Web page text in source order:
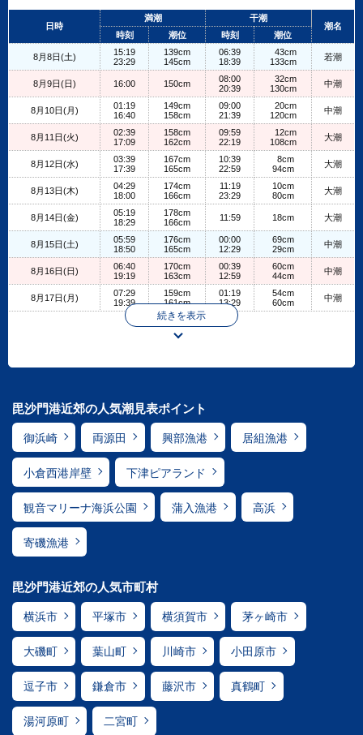
+
日時
満潮
干潮
潮名
時刻
潮位 時刻 潮位
8月8日(土)
15:19
23:29
139cm
145cm
06:39
18:39
43cm
133cm
若潮
8月9日(日) 16:00 150cm
08:00
20:39
32cm
130cm
中潮
8月10日(月)
01:19
16:40
149cm
158cm
09:00
21:39
20cm
120cm
中潮
8月11日(火)
02:39
17:09
158cm
162cm
09:59
22:19
12cm
108cm
大潮
8月12日(水)
03:39
17:39
167cm
165cm
10:39
22:59
8cm
94cm
大潮
8月13日(木)
04:29
18:00
174cm
166cm
11:19
23:29
10cm
80cm
大潮
8月14日(金)
05:19
18:29
178cm
166cm
11:59 18cm 大潮
8月15日(土)
05:59
18:50
176cm
165cm
00:00
12:29
69cm
29cm
中潮
8月16日(日)
06:40
19:19
170cm
163cm
00:39
12:59
60cm
44cm
中潮
8月17日(月)
07:29
19:39
159cm
161cm
01:19
13:29
54cm
60cm
中潮
続きを表示
毘沙門港近郊の人気潮見表ポイント
御浜崎 両源田 興部漁港 居組漁港
小倉西港岸壁 下津ピアランド
観音マリーナ海浜公園 蒲入漁港 高浜
寄磯漁港
毘沙門港近郊の人気市町村
横浜市 平塚市 横須賀市 茅ヶ崎市
大磯町 葉山町 川崎市 小田原市
逗子市 鎌倉市 藤沢市 真鶴町
湯河原町 二宮町